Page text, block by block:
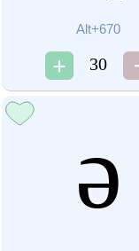
Alt+670
30
ǝ